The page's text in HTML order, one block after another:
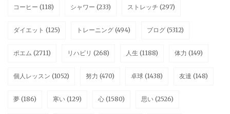
コーヒー (118) シャワー (233) ストレッチ (297)
ダイエット (125) トレーニング (494) ブログ (5312)
ポエム (2711) リハビリ (268) 人生 (1188) 体力 (149)
個人レッスン (1052) 努力 (470) 卓球 (1438) 友達 (148)
夢 (186) 寒い (129) 心 (1580) 思い (2526)